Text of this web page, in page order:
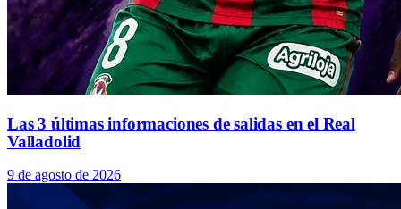
Las 3 últimas informaciones de salidas en el Real
Valladolid
9 de agosto de 2026